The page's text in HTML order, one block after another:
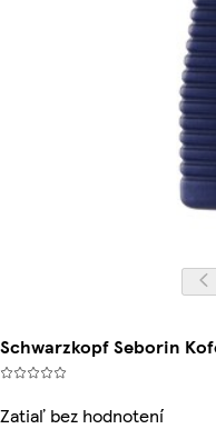
Schwarzkopf Seborin
Zatiaľ bez hodnotení